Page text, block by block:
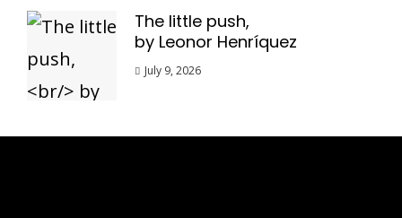
The little push,
by Leonor Henríquez
July 9, 2026